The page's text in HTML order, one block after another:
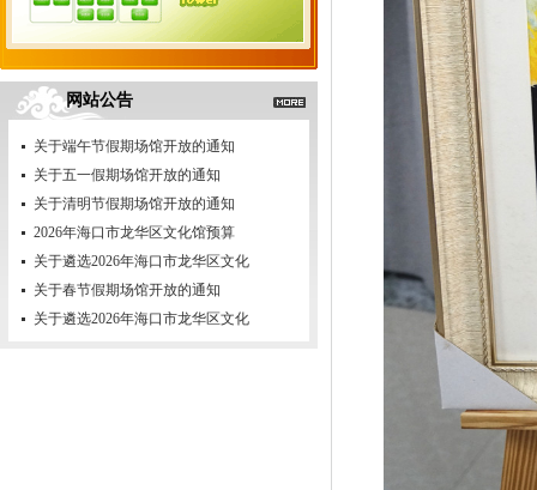
网站公告
关于端午节假期场馆开放的通知
关于五一假期场馆开放的通知
关于清明节假期场馆开放的通知
2026年海口市龙华区文化馆预算
关于遴选2026年海口市龙华区文化
关于春节假期场馆开放的通知
关于遴选2026年海口市龙华区文化